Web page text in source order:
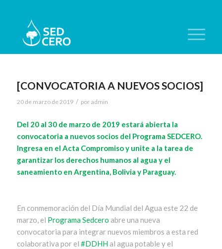
[CONVOCATORIA A NUEVOS SOCIOS]
20 de marzo de 2019 / por admin
Del 20 al 30 de marzo de 2019 estará abierta la
convocatoria a nuevos socios del Programa SEDCERO.
Ingresa en el Acta Compromiso y unite a la tarea de
garantizar los derechos humanos al agua y el
saneamiento en Argentina, Bolivia y Paraguay.
En conmemoración del Día Mundial del Agua este 22 de
marzo, el Programa Sedcero abre una nueva
convocatoria para integrar nuevos miembros a esta red
colaborativa por el #DDHHal agua potable y el